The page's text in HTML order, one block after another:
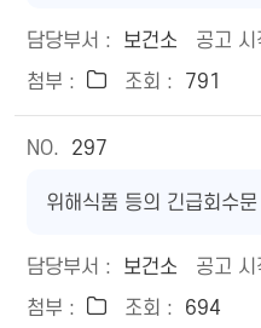
보건소
791
297
위해식품 등의 긴급회수문
보건소
694